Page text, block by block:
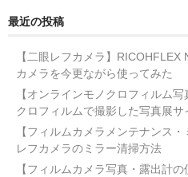
最近の投稿
【二眼レフカメラ】
カメラを今更ながら使ってみた
【オンラインモノクロフィルム
クロフィルムで撮影した写真展サ
【フィルムカメラメンテナンス
レフカメラのミラー清掃方法
【フィルムカメラ写真・露出計